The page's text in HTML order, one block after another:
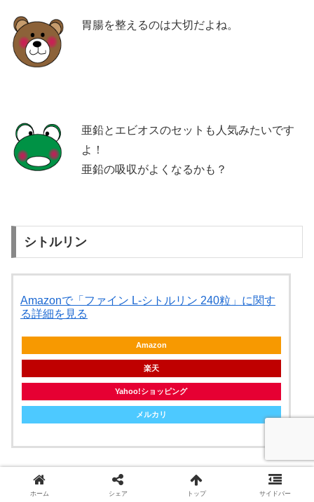
胃腸を整えるのは大切だよね。
亜鉛とエビオスのセットも人気みたいです
よ！
亜鉛の吸収がよくなるかも？
シトルリン
Amazonで「ファイン L-シトルリン 240粒」に関す
る詳細を見る
Amazon
楽天
Yahoo!ショッピング
メルカリ
これはあんまりよく知らない。
ホーム シェア トップ サイドバー